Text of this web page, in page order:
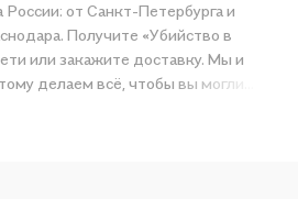
от Санкт-Петербурга и
Получите «Убийство в
или закажите доставку. Мы и
делаем всё, чтобы вы могли